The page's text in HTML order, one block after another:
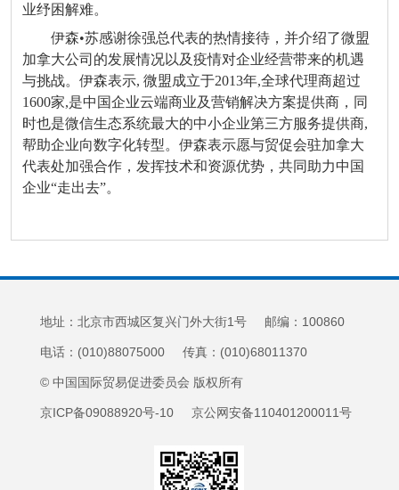
业纾困解难。
伊森•苏感谢徐强总代表的热情接待，并介绍了微盟
加拿大公司的发展情况以及疫情对企业经营带来的机遇
与挑战。伊森表示, 微盟成立于2013年,全球代理商超过
1600家,是中国企业云端商业及营销解决方案提供商，同
时也是微信生态系统最大的中小企业第三方服务提供商,
帮助企业向数字化转型。伊森表示愿与贸促会驻加拿大
代表处加强合作，发挥技术和资源优势，共同助力中国
企业“走出去”。
地址：北京市西城区复兴门外大街1号 邮编：100860
电话：(010)88075000 传真：(010)68011370
© 中国国际贸易促进委员会 版权所有
京ICP备09088920号-10 京公网安备110401200011号